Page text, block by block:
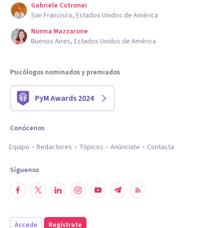
Gabriele Cotronei
San Francisco, Estados Unidos de América
Norma Mazzarone
Buenos Aires, Estados Unidos de América
Psicólogos nominados y premiados
PyM Awards 2024
Conócenos
Equipo
Redactores Tópicos Anúnciate Contacta
Síguenos
Accede Regístrate